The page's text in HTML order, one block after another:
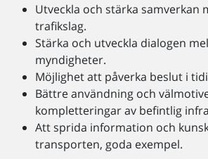
Utveckla och stärka samverkan
trafikslag.
Stärka och utveckla dialogen
myndigheter.
Möjlighet att påverka beslut i
Bättre användning och
kompletteringar av befintlig
Att sprida information och
transporten, goda exempel.